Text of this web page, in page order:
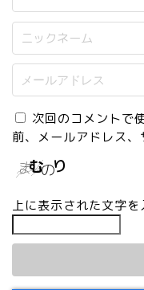
次回のコメントで
前、メールアドレス、
上に表示された文字を